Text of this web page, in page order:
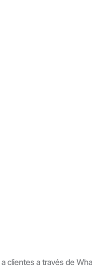
clientes a través de